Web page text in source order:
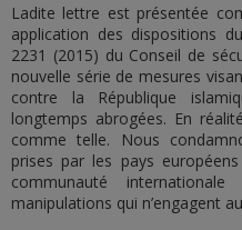
Ladite lettre est présentée
application des dispositions
2231 (2015) du Conseil de
nouvelle série de mesures
contre la République
longtemps abrogées. En
comme telle. Nous
prises par les pays
communauté
manipulations qui n’engagent